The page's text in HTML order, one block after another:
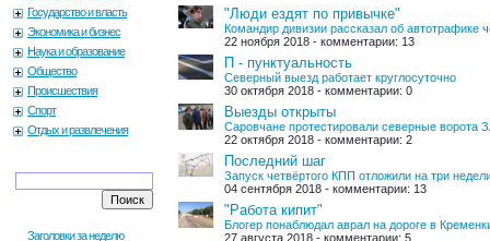
Государство и власть
Экономика и бизнес
Наука и образование
Общество
Происшествия
Спорт
Отдых и развлечения
Заголовки за неделю
"Люди ездят по привычке"
Командир дивизии рассказал об автотрафике
22 ноября 2018 - комментарии: 13
П - пунктуальность
Северный выезд работает круглосуточно
30 октября 2018 - комментарии: 0
Выезды открыты
Саровчане протестировали северные ворота
22 октября 2018 - комментарии: 2
Последний шаг
Запуск четвёртого КПП отложили на три
04 сентября 2018 - комментарии: 13
"Работа кипит"
Блогер понаблюдал аврал на дороге в
27 августа 2018 - комментарии: 5